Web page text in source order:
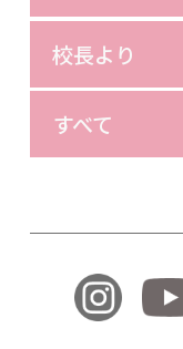
校長より
すべて